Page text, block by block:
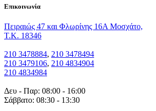
Eπικοινωνία
Πειραιώς 47 και Φλωρίνης 16Α Μοσχάτο,
T.K. 18346
210 3478884, 210 3478494
210 3479106, 210 4834904
210 4834984
Δευ - Παρ: 08:00 - 16:00
Σάββατο: 08:30 - 13:30